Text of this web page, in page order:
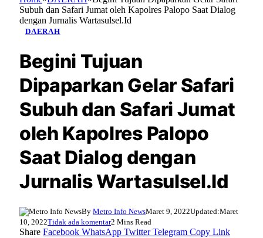
Subuh dan Safari Jumat oleh Kapolres Palopo Saat Dialog
dengan Jurnalis Wartasulsel.Id
DAERAH
Begini Tujuan
Dipaparkan Gelar Safari
Subuh dan Safari Jumat
oleh Kapolres Palopo
Saat Dialog dengan
Jurnalis Wartasulsel.Id
By Metro Info NewsMaret 9, 2022Updated:Maret
10, 2022Tidak ada komentar2 Mins Read
Share Facebook WhatsApp Twitter Telegram Copy Link